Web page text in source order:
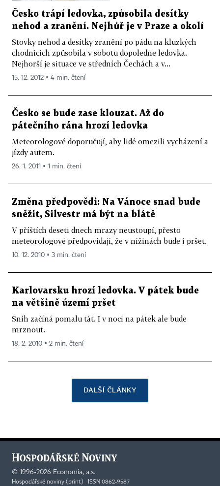
Česko trápí ledovka, způsobila desítky
nehod a zranění. Nejhůř je v Praze a okolí
Stovky nehod a desítky zranění po pádu na kluzkých
chodnících způsobila v sobotu dopoledne ledovka.
Nejhorší je situace ve středních Čechách a v...
15. 12. 2012 ▪ 4 min. čtení
Česko se bude zase klouzat. Až do
pátečního rána hrozí ledovka
Meteorologové doporučují, aby lidé omezili vycházení a
jízdy autem.
26. 1. 2011 ▪ 1 min. čtení
Změna předpovědi: Na Vánoce snad bude
sněžit, Silvestr má být na blátě
V příštích deseti dnech mrazy neustoupí, přesto
meteorologové předpovídají, že v nížinách bude i pršet.
10. 12. 2010 ▪ 3 min. čtení
Karlovarsku hrozí ledovka. V pátek bude
na většině území pršet
Sníh začíná pomalu tát. I v noci na pátek ale bude
mrznout.
18. 2. 2010 ▪ 2 min. čtení
DALŠÍ ČLÁNKY
© 1996-2026 Economia, a.s.
Hospodářské noviny (print) ISSN 0862-9587